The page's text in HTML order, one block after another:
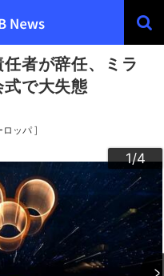
者が辞任、ミラ
で大失態
ロッパ ]
1/4
2/4
3/4
4/4